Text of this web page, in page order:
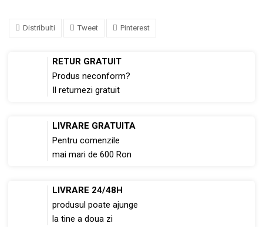
Distribuiti Tweet Pinterest
RETUR GRATUIT
Produs neconform?
Il returnezi gratuit
LIVRARE GRATUITA
Pentru comenzile
mai mari de 600 Ron
LIVRARE 24/48H
produsul poate ajunge
la tine a doua zi